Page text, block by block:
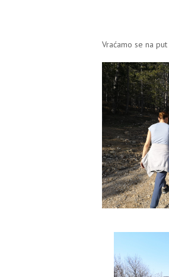
Vraćamo se na